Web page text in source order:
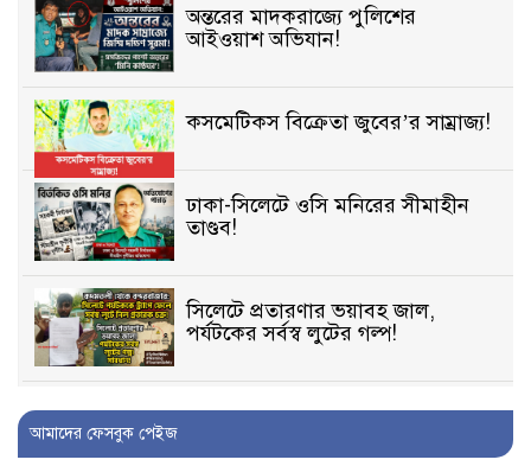
অন্তরের মাদকরাজ্যে পুলিশের
আইওয়াশ অভিযান!
কসমেটিকস বিক্রেতা জুবের’র সাম্রাজ্য!
ঢাকা-সিলেটে ওসি মনিরের সীমাহীন
তাণ্ডব!
সিলেটে প্রতারণার ভয়াবহ জাল,
পর্যটকের সর্বস্ব লুটের গল্প!
বিআইডিসি’তে ১৫ বছরের দখলদারিত্ব
আমাদের ফেসবুক পেইজ